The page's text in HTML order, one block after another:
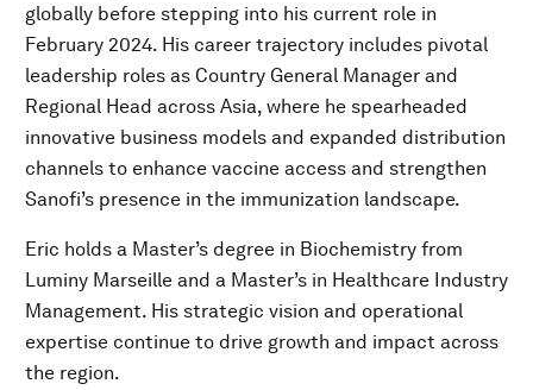
globally before stepping into his current role in
February 2024. His career trajectory includes pivotal
leadership roles as Country General Manager and
Regional Head across Asia, where he spearheaded
innovative business models and expanded distribution
channels to enhance vaccine access and strengthen
Sanofi’s presence in the immunization landscape.
Eric holds a Master’s degree in Biochemistry from
Luminy Marseille and a Master’s in Healthcare Industry
Management. His strategic vision and operational
expertise continue to drive growth and impact across
the region.